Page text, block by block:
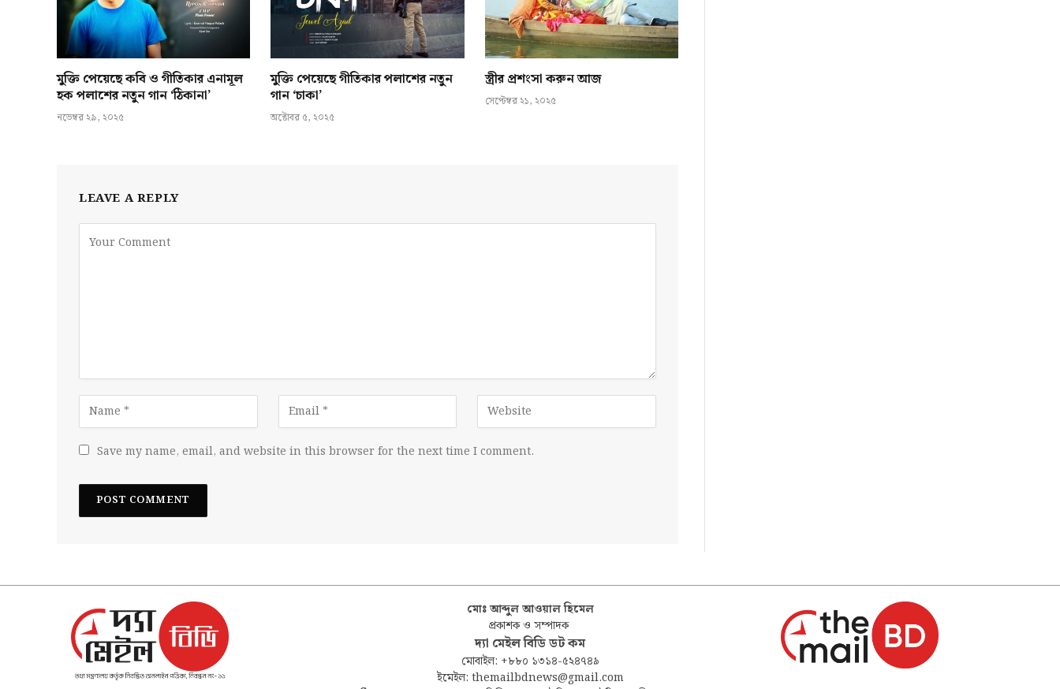
মুক্তি পেয়েছে কবি ও গীতিকার এনামূল
হক পলাশের নতুন গান ‘ঠিকানা’
নভেম্বর ২৯, ২০২৫
মুক্তি পেয়েছে গীতিকার পলাশের নতুন
গান ‘চাকা’
অক্টোবর ৫, ২০২৫
স্ত্রীর প্রশংসা করুন আজ
সেপ্টেম্বর ২১, ২০২৫
LEAVE A REPLY
Save my name, email, and website in this browser for the next time I comment.
মোঃ আব্দুল আওয়াল হিমেল
প্রকাশক ও সম্পাদক
দ্যা মেইল বিডি ডট কম
মোবাইল: +৮৮০ ১৩১৪-৫২৪৭৪৯
ইমেইল: themailbdnews@gmail.com